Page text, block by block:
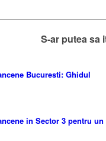
S-ar putea sa
Bucuresti: Ghidul
in Sector 3 pentru un